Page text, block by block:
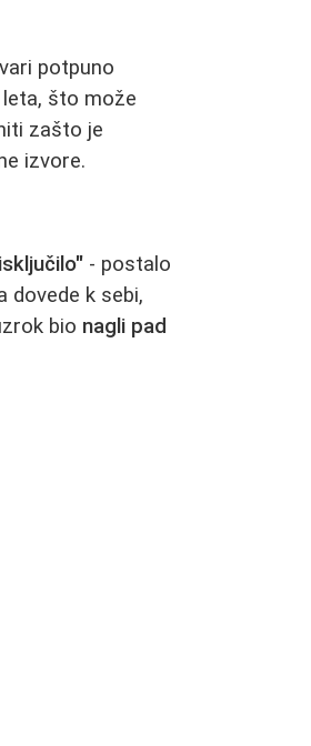
potpuno
što može
zašto je
izvore.
- postalo
dovede k sebi,
bio nagli pad